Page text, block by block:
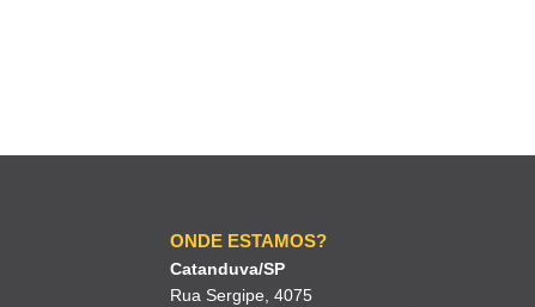
ONDE ESTAMOS?
Catanduva/SP
Rua Sergipe, 4075